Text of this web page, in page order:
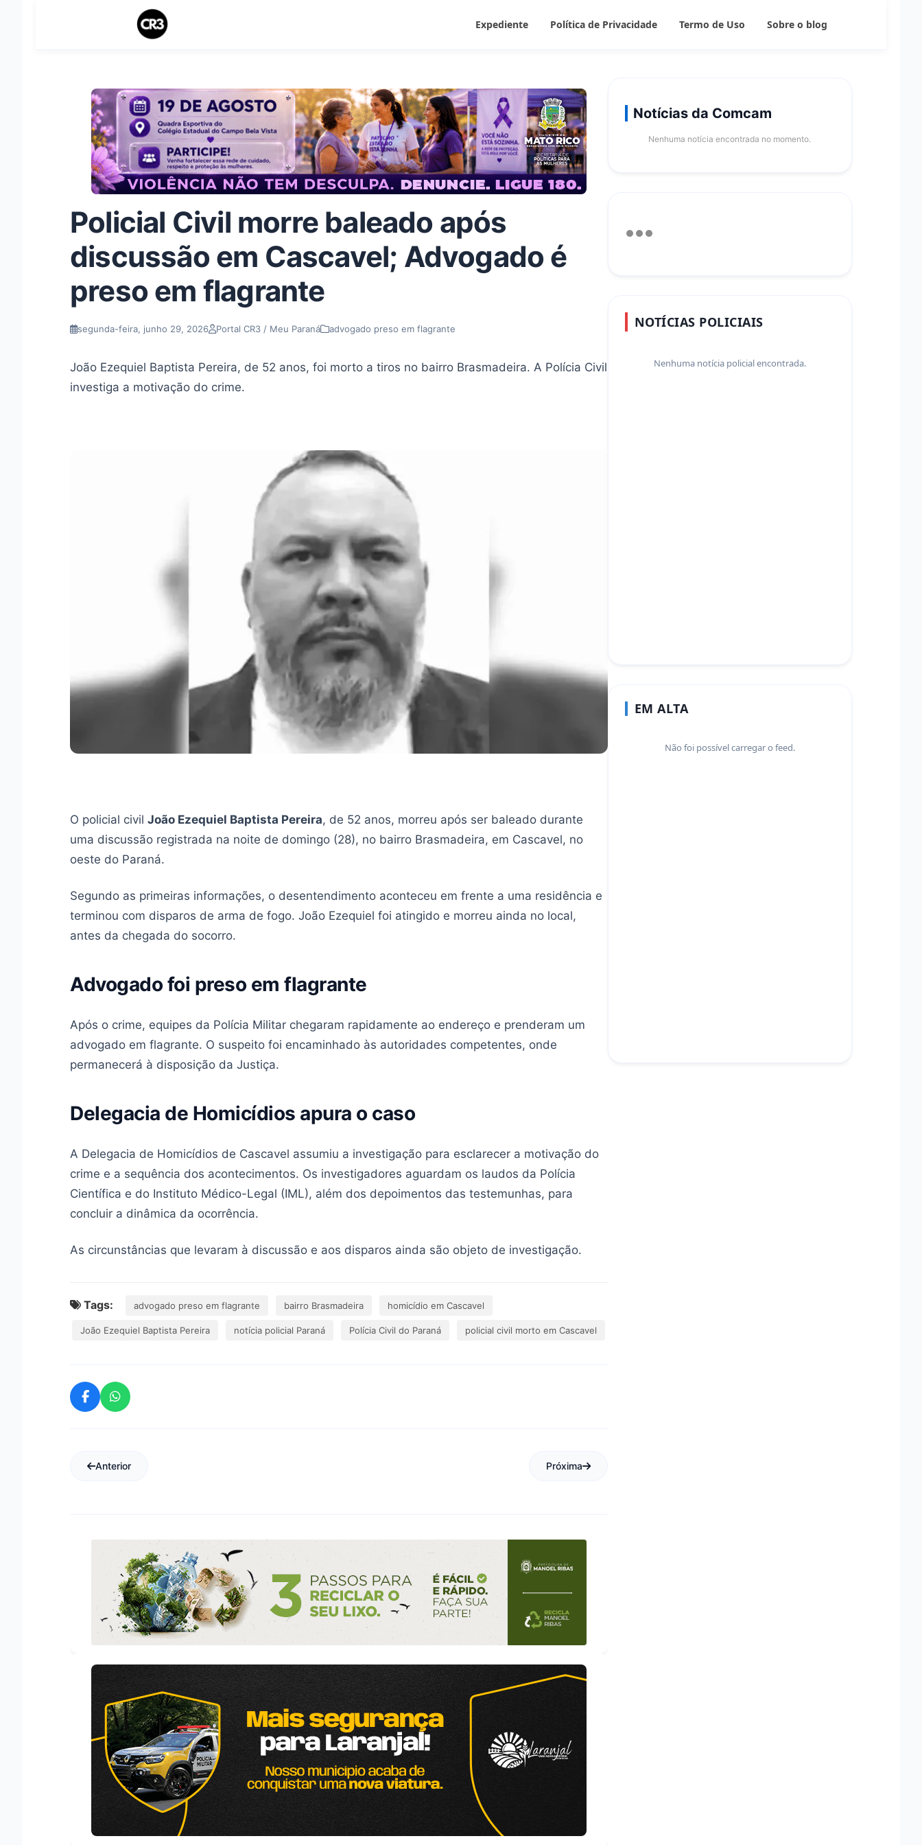
Expediente Política de Privacidade Termo de Uso Sobre o blog
Policial Civil morre baleado após
discussão em Cascavel; Advogado é
preso em flagrante
segunda-feira, junho 29, 2026 Portal CR3 / Meu Paraná advogado preso em flagrante
João Ezequiel Baptista Pereira, de 52 anos, foi morto a tiros no bairro Brasmadeira. A Polícia Civil
investiga a motivação do crime.
O policial civil João Ezequiel Baptista Pereira, de 52 anos, morreu após ser baleado durante
uma discussão registrada na noite de domingo (28), no bairro Brasmadeira, em Cascavel, no
oeste do Paraná.
Segundo as primeiras informações, o desentendimento aconteceu em frente a uma residência e
terminou com disparos de arma de fogo. João Ezequiel foi atingido e morreu ainda no local,
antes da chegada do socorro.
Advogado foi preso em flagrante
Após o crime, equipes da Polícia Militar chegaram rapidamente ao endereço e prenderam um
advogado em flagrante. O suspeito foi encaminhado às autoridades competentes, onde
permanecerá à disposição da Justiça.
Delegacia de Homicídios apura o caso
A Delegacia de Homicídios de Cascavel assumiu a investigação para esclarecer a motivação do
crime e a sequência dos acontecimentos. Os investigadores aguardam os laudos da Polícia
Científica e do Instituto Médico-Legal (IML), além dos depoimentos das testemunhas, para
concluir a dinâmica da ocorrência.
As circunstâncias que levaram à discussão e aos disparos ainda são objeto de investigação.
Tags: advogado preso em flagrante bairro Brasmadeira homicídio em Cascavel
João Ezequiel Baptista Pereira notícia policial Paraná Polícia Civil do Paraná policial civil morto em Cascavel
Anterior Próxima
Notícias da Comcam
Nenhuma notícia encontrada no momento.
NOTÍCIAS POLICIAIS
Nenhuma notícia policial encontrada.
EM ALTA
Não foi possível carregar o feed.